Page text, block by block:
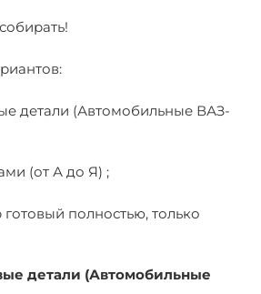
детали (Автомобильные ВАЗ-
(от А до Я) ;
полностью, только
детали (Автомобильные